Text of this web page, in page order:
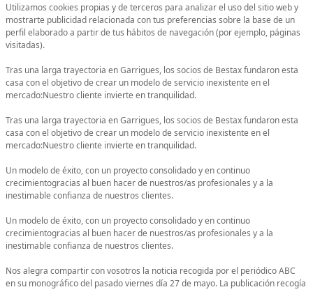
Utilizamos cookies propias y de terceros para analizar el uso del sitio web y
mostrarte publicidad relacionada con tus preferencias sobre la base de un
perfil elaborado a partir de tus hábitos de navegación (por ejemplo, páginas
visitadas).
Tras una larga trayectoria en Garrigues, los socios de Bestax fundaron esta
casa con el objetivo de crear un modelo de servicio inexistente en el
mercado:Nuestro cliente invierte en tranquilidad.
Tras una larga trayectoria en Garrigues, los socios de Bestax fundaron esta
casa con el objetivo de crear un modelo de servicio inexistente en el
mercado:Nuestro cliente invierte en tranquilidad.
Un modelo de éxito, con un proyecto consolidado y en continuo
crecimientogracias al buen hacer de nuestros/as profesionales y a la
inestimable confianza de nuestros clientes.
Un modelo de éxito, con un proyecto consolidado y en continuo
crecimientogracias al buen hacer de nuestros/as profesionales y a la
inestimable confianza de nuestros clientes.
Nos alegra compartir con vosotros la noticia recogida por el periódico ABC
en su monográfico del pasado viernes día 27 de mayo. La publicación recogía